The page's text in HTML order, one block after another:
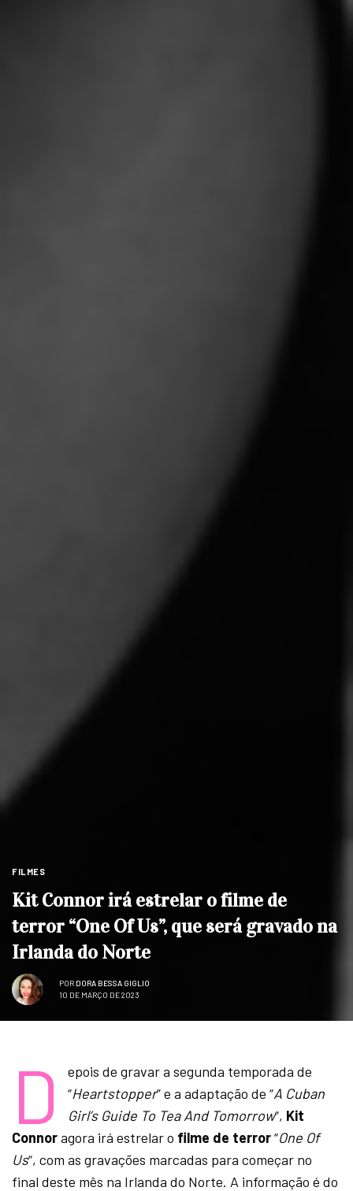
FILMES
Kit Connor irá estrelar o filme de
terror “One Of Us”, que será gravado na
Irlanda do Norte
POR DORA BESSA GIGLIO
10 DE MARÇO DE 2023
D
epois de gravar a segunda temporada de
“Heartstopper” e a adaptação de “A Cuban
Girl’s Guide To Tea And Tomorrow“, Kit
Connoragora irá estrelar o filme de terror“One Of
Us“, com as gravações marcadas para começar no
final deste mês na Irlanda do Norte. A informação é do